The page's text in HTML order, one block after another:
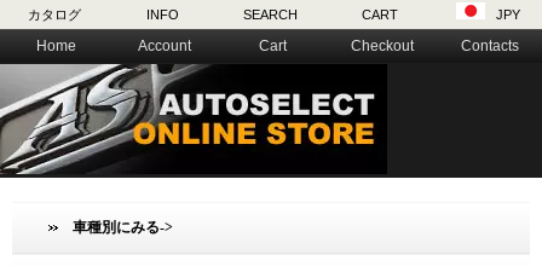
カタログ INFO SEARCH CART JPY
Home Account Cart Checkout Contacts
車種別にみる->